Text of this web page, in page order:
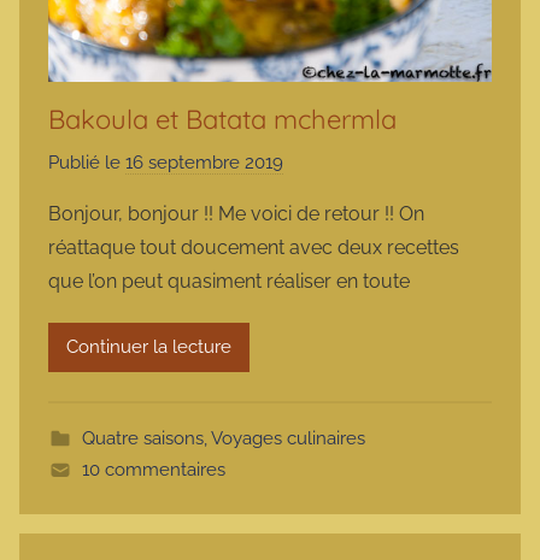
Bakoula et Batata mchermla
Publié le 16 septembre 2019
r
m
a
t
Bonjour, bonjour !! Me voici de retour !! On
réattaque tout doucement avec deux recettes
que l’on peut quasiment réaliser en toute
Continuer la lecture
Quatre saisons,Voyages culinaires
10 commentaires